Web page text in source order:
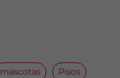
mascotas Pisos